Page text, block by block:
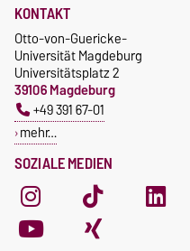
SOZIALE MEDIEN
KONTAKT
Otto-von-Guericke-
Universität Magdeburg
Universitätsplatz 2
39106 Magdeburg
+49 391 67-01
mehr…